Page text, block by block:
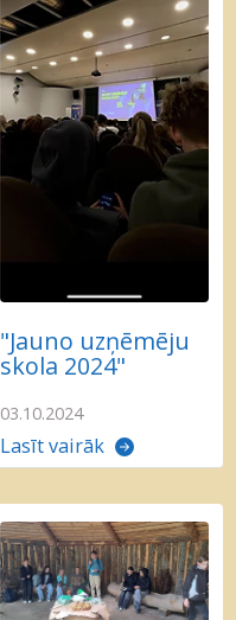
"Jauno uzņēmēju
skola 2024"
03.10.2024
Lasīt vairāk